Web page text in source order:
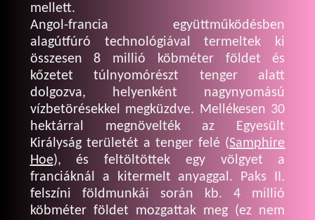
mellett.
Angol-francia együttműködésben
alagútfúró technológiával termeltek ki
összesen 8 millió köbméter földet és
kőzetet túlnyomórészt tenger alatt
dolgozva, helyenként nagynyomású
vízbetörésekkel megküzdve. Mellékesen 30
hektárral megnövelték az Egyesült
Királyság területét a tenger felé (Samphire
Hoe), és feltöltöttek egy völgyet a
franciáknál a kitermelt anyaggal. Paks II.
felszíni földmunkái során kb. 4 millió
köbméter földet mozgattak meg (ez nem